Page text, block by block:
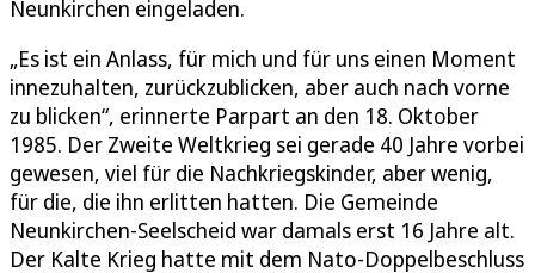
Neunkirchen eingeladen.
„Es ist ein Anlass, für mich und für uns einen Moment
innezuhalten, zurückzublicken, aber auch nach vorne
zu blicken“, erinnerte Parpart an den 18. Oktober
1985. Der Zweite Weltkrieg sei gerade 40 Jahre vorbei
gewesen, viel für die Nachkriegskinder, aber wenig,
für die, die ihn erlitten hatten. Die Gemeinde
Neunkirchen-Seelscheid war damals erst 16 Jahre alt.
Der Kalte Krieg hatte mit dem Nato-Doppelbeschluss